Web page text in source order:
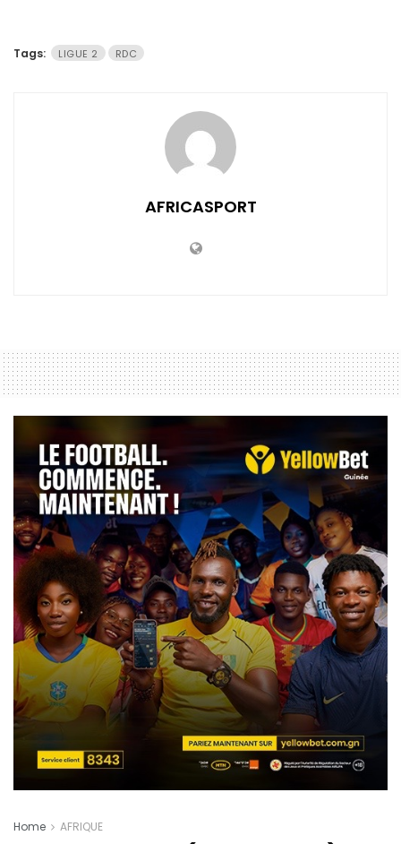
Tags: LIGUE 2 RDC
AFRICASPORT
Home AFRIQUE